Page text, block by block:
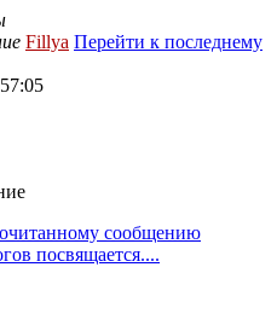
Fillya Перейти к последнему
сообщению
посвящается....